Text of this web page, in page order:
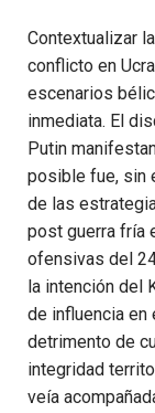
Contextualizar
conflicto en
escenarios
inmediata. El
Putin
posible fue, sin
de las
post guerra fría
ofensivas del
la intención del
de influencia en
detrimento de
integridad
veía